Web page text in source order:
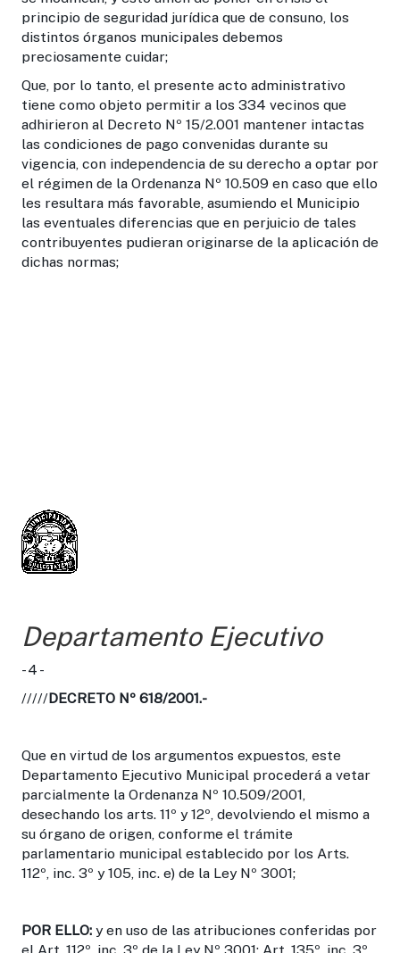
principio de seguridad jurídica que de consuno, los
distintos órganos municipales debemos
preciosamente cuidar;
Que, por lo tanto, el presente acto administrativo
tiene como objeto permitir a los 334 vecinos que
adhirieron al Decreto Nº 15/2.001 mantener intactas
las condiciones de pago convenidas durante su
vigencia, con independencia de su derecho a optar por
el régimen de la Ordenanza Nº 10.509 en caso que ello
les resultara más favorable, asumiendo el Municipio
las eventuales diferencias que en perjuicio de tales
contribuyentes pudieran originarse de la aplicación de
dichas normas;
Departamento Ejecutivo
- 4 -
/////DECRETO Nº 618/2001.-
Que en virtud de los argumentos expuestos, este
Departamento Ejecutivo Municipal procederá a vetar
parcialmente la Ordenanza Nº 10.509/2001,
desechando los arts. 11º y 12º, devolviendo el mismo a
su órgano de origen, conforme el trámite
parlamentario municipal establecido por los Arts.
112º, inc. 3º y 105, inc. e) de la Ley Nº 3001;
POR ELLO: y en uso de las atribuciones conferidas por